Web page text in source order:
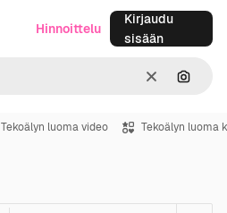
SelkeäHae
Hinnoittelu
Kirjaudu
sisään
Tekoälyn luoma video Tekoälyn luoma